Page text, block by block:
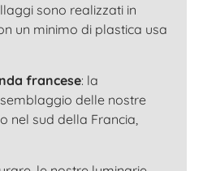
sono realizzati in
un minimo di plastica usa
francese: la
delle nostre
nel sud della Francia,